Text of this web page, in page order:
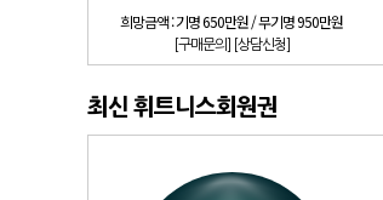
희망금액 :기명 650만원 / 무기명 950만원
[구매문의] [상담신청]
최신 휘트니스회원권